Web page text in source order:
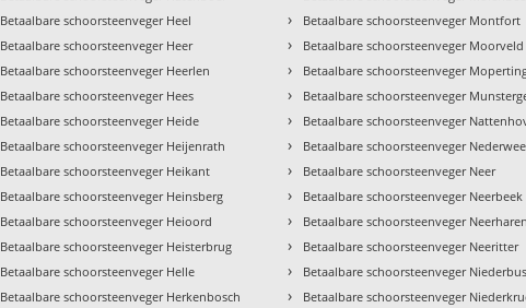
Betaalbare schoorsteenveger Heel
Betaalbare schoorsteenveger Heer
Betaalbare schoorsteenveger Heerlen
Betaalbare schoorsteenveger Hees
Betaalbare schoorsteenveger Heide
Betaalbare schoorsteenveger Heijenrath
Betaalbare schoorsteenveger Heikant
Betaalbare schoorsteenveger Heinsberg
Betaalbare schoorsteenveger Heioord
Betaalbare schoorsteenveger Heisterbrug
Betaalbare schoorsteenveger Helle
Betaalbare schoorsteenveger Herkenbosch
› Betaalbare schoorsteenveger Montfort
› Betaalbare schoorsteenveger Moorveld
› Betaalbare schoorsteenveger
› Betaalbare schoorsteenveger
› Betaalbare schoorsteenveger
› Betaalbare schoorsteenveger
› Betaalbare schoorsteenveger Neer
› Betaalbare schoorsteenveger Neerbeek
› Betaalbare schoorsteenveger Neerharen
› Betaalbare schoorsteenveger Neeritter
› Betaalbare schoorsteenveger
› Betaalbare schoorsteenveger